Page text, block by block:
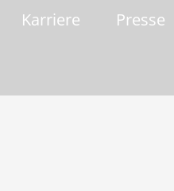
Karriere Presse